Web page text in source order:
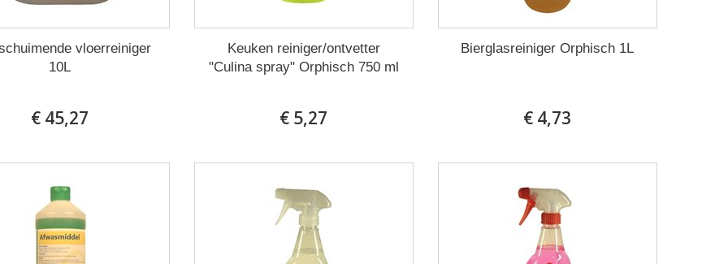
vloerreiniger
10L
€ 45,27
Keuken reiniger/ontvetter
"Culina spray" Orphisch 750 ml
€ 5,27
Bierglasreiniger Orphisch 1L
€ 4,73